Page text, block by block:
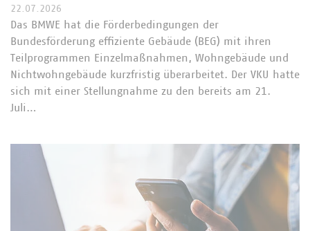
22.07.2026
Das BMWE hat die Förderbedingungen der
Bundesförderung effiziente Gebäude (BEG) mit ihren
Teilprogrammen Einzelmaßnahmen, Wohngebäude und
Nichtwohngebäude kurzfristig überarbeitet. Der VKU hatte
sich mit einer Stellungnahme zu den bereits am 21.
Juli…